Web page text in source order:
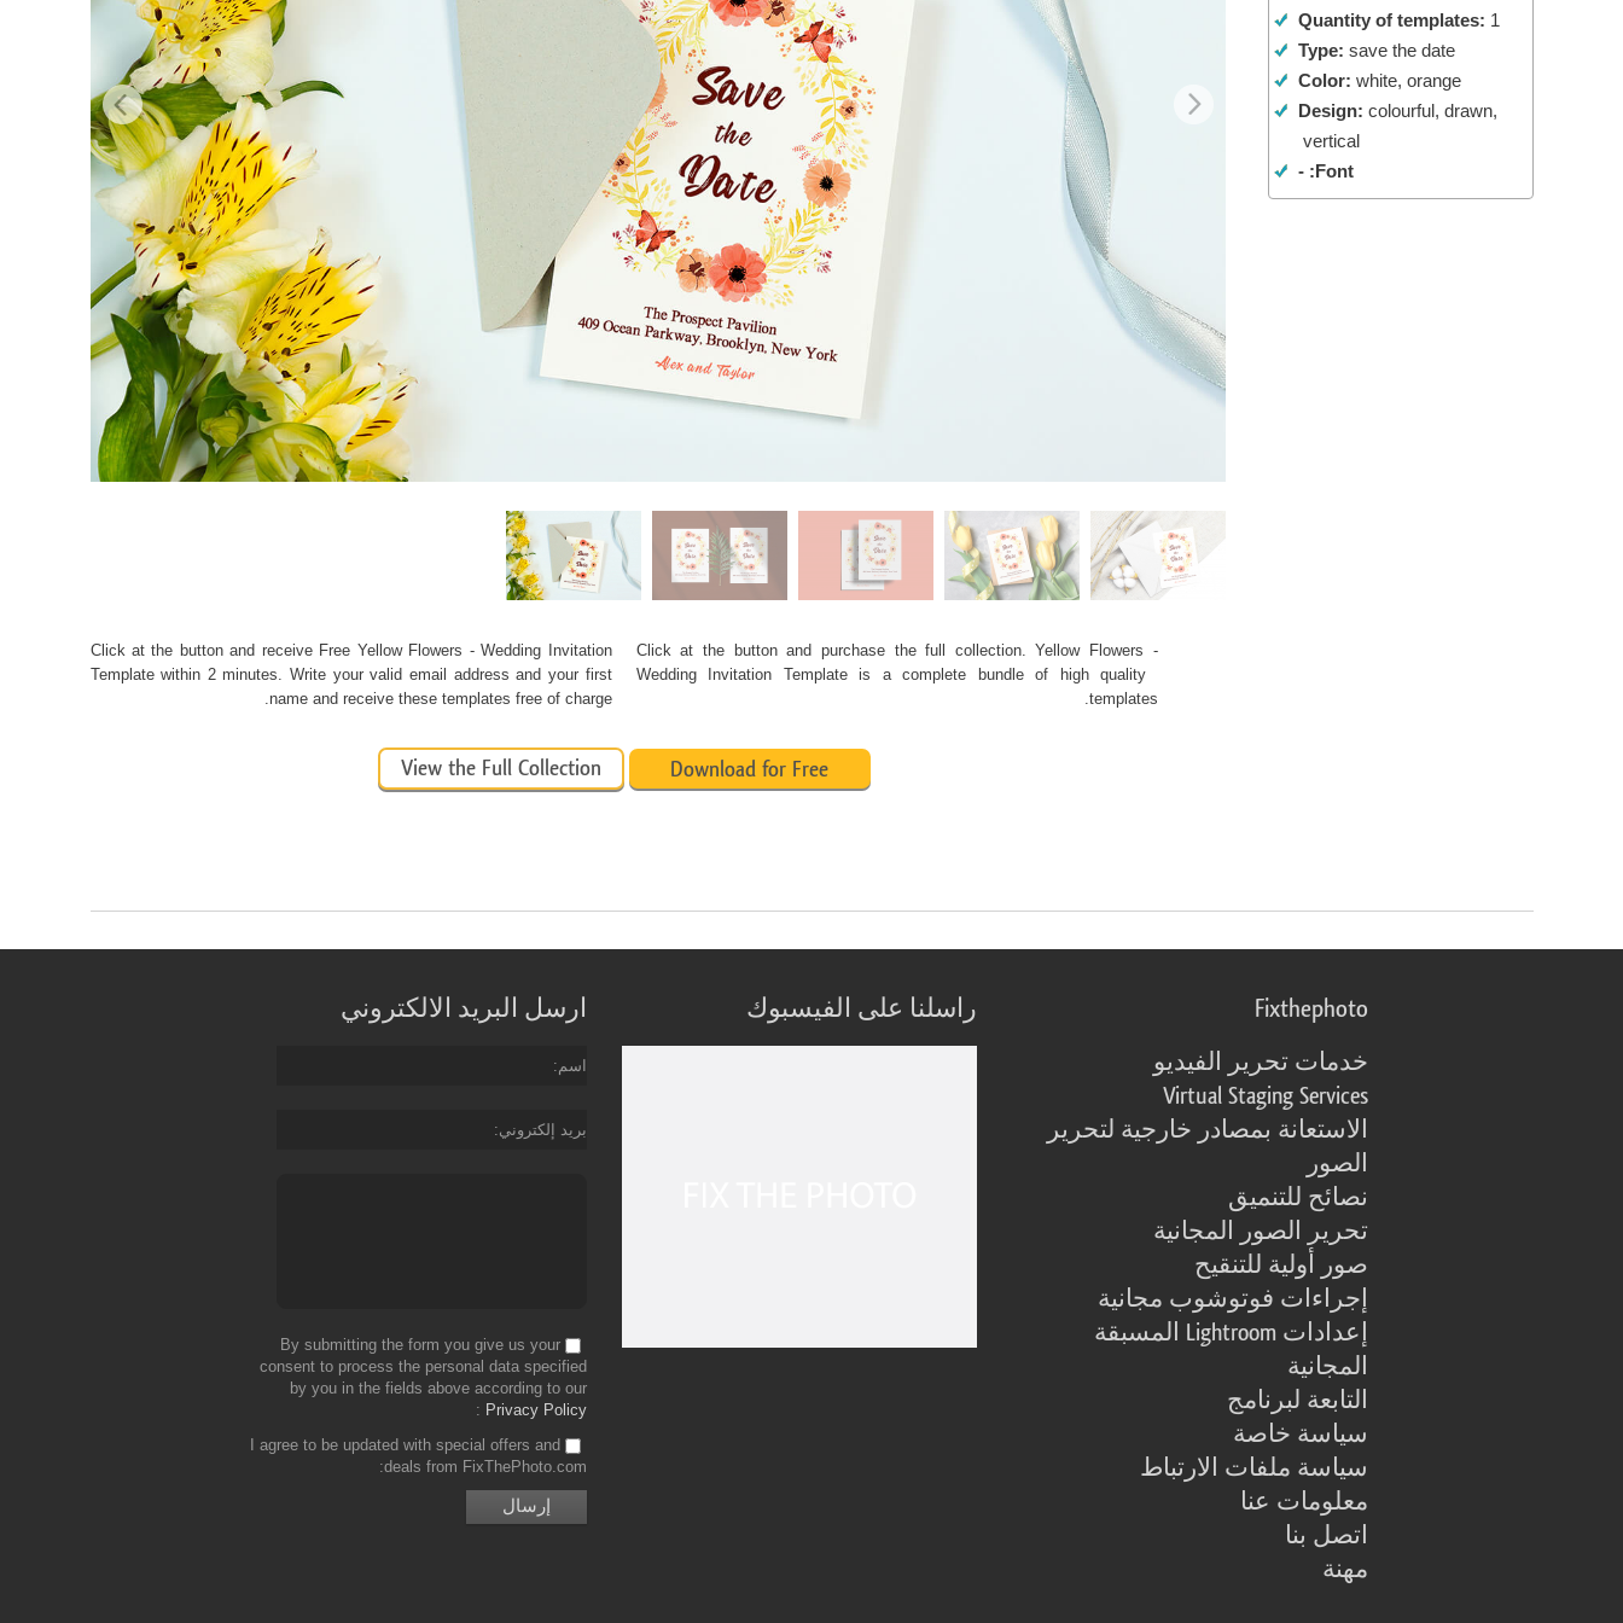
تنقيح المنتجات خدمات تنميق المجوهرات بيانات تدريب الذكاء
الاصطناعي
Video Editing Services Quantity of templates: 1
Type: save the date
Color: white, orange
Design: colourful, drawn,
vertical
Font: -
Click at the button and receive Free Yellow Flowers - Wedding Invitation
Template within 2 minutes. Write your valid email address and your first
name and receive these templates free of charge.
Click at the button and purchase the full collection. Yellow Flowers -
Wedding Invitation Template is a complete bundle of high quality
templates.
Download for Free
View the Full Collection
ارسل البريد الالكتروني
اسم
بريد إلكتروني
By submitting the form you give us your
consent to process the personal data specified
by you in the fields above according to our
Privacy Policy
I agree to be updated with special offers and
deals from FixThePhoto.com
راسلنا على الفيسبوك Fixthephoto
خدمات تحرير الفيديو
Virtual Staging Services
الاستعانة بمصادر خارجية لتحرير
الصور
نصائح للتنميق
تحرير الصور المجانية
صور أولية للتنقيح
إجراءات فوتوشوب مجانية
إعدادات Lightroom المسبقة
المجانية
التابعة لبرنامج
سياسة خاصة
سياسة ملفات الارتباط
معلومات عنا
اتصل بنا
مهنة